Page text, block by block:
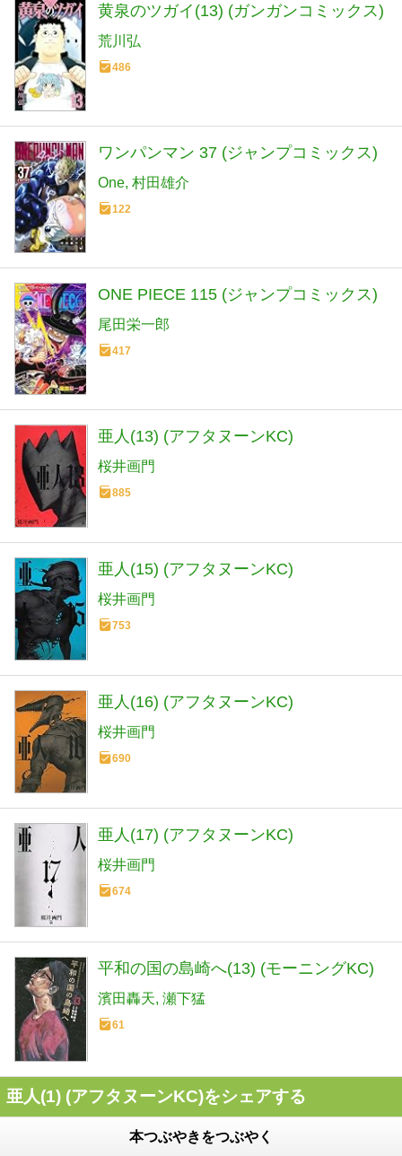
黄泉のツガイ(13) (ガンガンコミックス)
荒川弘
486
ワンパンマン 37 (ジャンプコミックス)
One 村田雄介
122
ONE PIECE 115 (ジャンプコミックス)
尾田栄一郎
417
亜人(13) (アフタヌーンKC)
桜井画門
885
亜人(15) (アフタヌーンKC)
桜井画門
753
亜人(16) (アフタヌーンKC)
桜井画門
690
亜人(17) (アフタヌーンKC)
桜井画門
674
平和の国の島崎へ(13) (モーニングKC)
濱田轟天 瀬下猛
61
亜人(1) (アフタヌーンKC)をシェアする
本つぶやきをつぶやく